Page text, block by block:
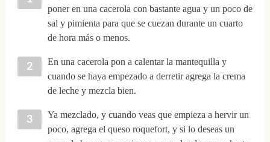
poner en una cacerola con bastante agua y un poco de
sal y pimienta para que se cuezan durante un cuarto
de hora más o menos.
En una cacerola pon a calentar la mantequilla y
cuando se haya empezado a derretir agrega la crema
de leche y mezcla bien.
Ya mezclado, y cuando veas que empieza a hervir un
poco, agrega el queso roquefort, y si lo deseas un